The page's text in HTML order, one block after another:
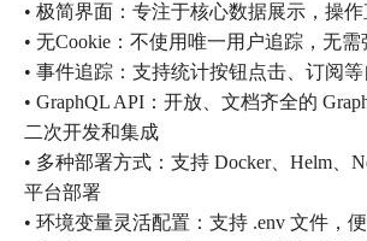
• 极简界面：专注于核心数据展示，操
• 无Cookie：不使用唯一用户追踪，无需
• 事件追踪：支持统计按钮点击、订阅
• GraphQL API：开放、文档齐全的
二次开发和集成
• 多种部署方式：支持 Docker、Helm、
平台部署
• 环境变量灵活配置：支持 .env 文件，